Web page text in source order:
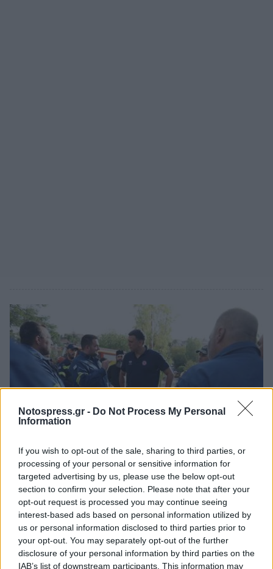
Notospress.gr - Do Not Process My Personal
Information
If you wish to opt-out of the sale, sharing to third parties, or
processing of your personal or sensitive information for
targeted advertising by us, please use the below opt-out
section to confirm your selection. Please note that after your
opt-out request is processed you may continue seeing
interest-based ads based on personal information utilized by
us or personal information disclosed to third parties prior to
your opt-out. You may separately opt-out of the further
disclosure of your personal information by third parties on the
IAB’s list of downstream participants. This information may
Ελλάδα
Μέτρα ενίσχυσης των εθελοντικών
οργανώσεων πυροσβεστών ανακοίνωσε
ο Βασίλης Κικίλιας
12 Οκτωβρίου 2024 18:11